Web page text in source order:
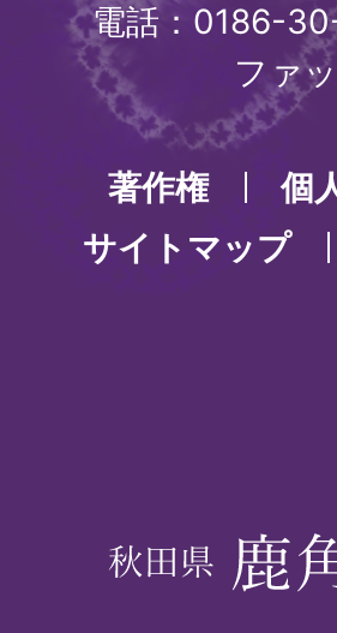
電話：0186-
ファ
著作権
個
サイトマップ